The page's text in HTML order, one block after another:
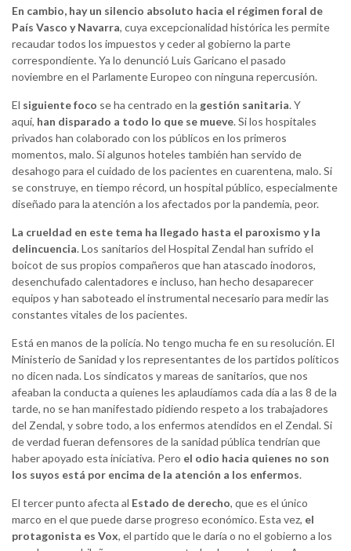
En cambio, hay un silencio absoluto hacia el régimen foral de
País Vasco y Navarra, cuya excepcionalidad histórica les permite
recaudar todos los impuestos y ceder al gobierno la parte
correspondiente. Ya lo denunció Luis Garicano el pasado
noviembre en el Parlamente Europeo con ninguna repercusión.
El siguiente foco se ha centrado en la gestión sanitaria. Y
aquí, han disparado a todo lo que se mueve. Si los hospitales
privados han colaborado con los públicos en los primeros
momentos, malo. Si algunos hoteles también han servido de
desahogo para el cuidado de los pacientes en cuarentena, malo. Si
se construye, en tiempo récord, un hospital público, especialmente
diseñado para la atención a los afectados por la pandemia, peor.
La crueldad en este tema ha llegado hasta el paroxismo y la
delincuencia. Los sanitarios del Hospital Zendal han sufrido el
boicot de sus propios compañeros que han atascado inodoros,
desenchufado calentadores e incluso, han hecho desaparecer
equipos y han saboteado el instrumental necesario para medir las
constantes vitales de los pacientes.
Está en manos de la policía. No tengo mucha fe en su resolución. El
Ministerio de Sanidad y los representantes de los partidos políticos
no dicen nada. Los sindicatos y mareas de sanitarios, que nos
afeaban la conducta a quienes les aplaudíamos cada día a las 8 de la
tarde, no se han manifestado pidiendo respeto a los trabajadores
del Zendal, y sobre todo, a los enfermos atendidos en el Zendal. Si
de verdad fueran defensores de la sanidad pública tendrían que
haber apoyado esta iniciativa. Pero el odio hacia quienes no son
los suyos está por encima de la atención a los enfermos.
El tercer punto afecta al Estado de derecho, que es el único
marco en el que puede darse progreso económico. Esta vez, el
protagonista es Vox, el partido que le daría o no el gobierno a los